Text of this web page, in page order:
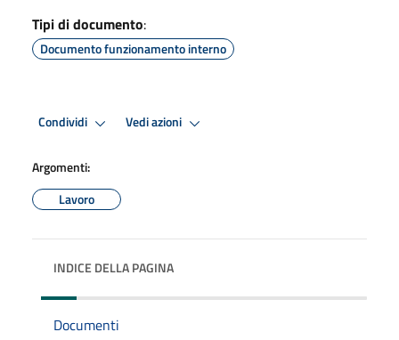
Tipi di documento:
Documento funzionamento interno
Condividi Vedi azioni
Argomenti:
Lavoro
INDICE DELLA PAGINA
Documenti